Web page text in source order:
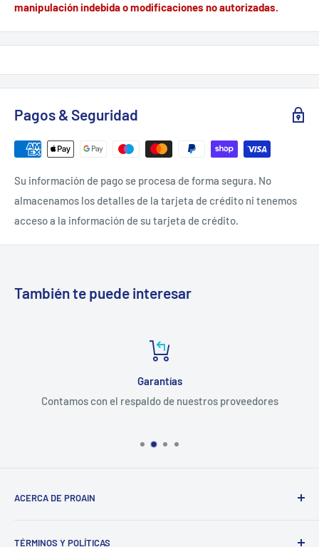
manipulación indebida o modificaciones no autorizadas.
Pagos & Seguridad
Su información de pago se procesa de forma segura. No
almacenamos los detalles de la tarjeta de crédito ni tenemos
acceso a la información de su tarjeta de crédito.
También te puede interesar
Garantías
Contamos con el respaldo de nuestros proveedores
ACERCA DE PROAIN
TÉRMINOS Y POLÍTICAS